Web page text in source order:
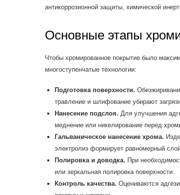
антикоррозионной защиты, химической
Основные этапы
Чтобы хромированное покрытие было
многоступенчатые технологии:
Подготовка поверхности.
травление и шлифование убирают
Нанесение подслоя. Для улучшения
меднение или никелирование перед
Гальваническое нанесение хрома.
электролиз формирует равномерный
Полировка и доводка. При
или зеркальная полировка поверхности.
Контроль качества. Оцениваются